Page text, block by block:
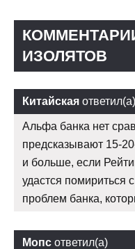
ИЗОЛЯТОВ
Китайская ответил(а)
Альфа банка нет
предсказывают 15-
и больше, если
удастся
проблем банка,
Мопс ответил(а)